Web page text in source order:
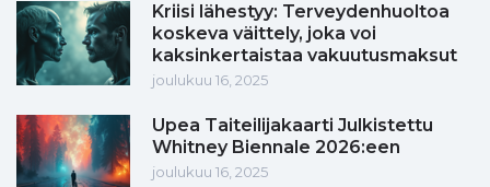
Kriisi lähestyy: Terveydenhuoltoa
koskeva väittely, joka voi
kaksinkertaistaa vakuutusmaksut
joulukuu 16, 2025
Upea Taiteilijakaarti Julkistettu
Whitney Biennale 2026:een
joulukuu 16, 2025